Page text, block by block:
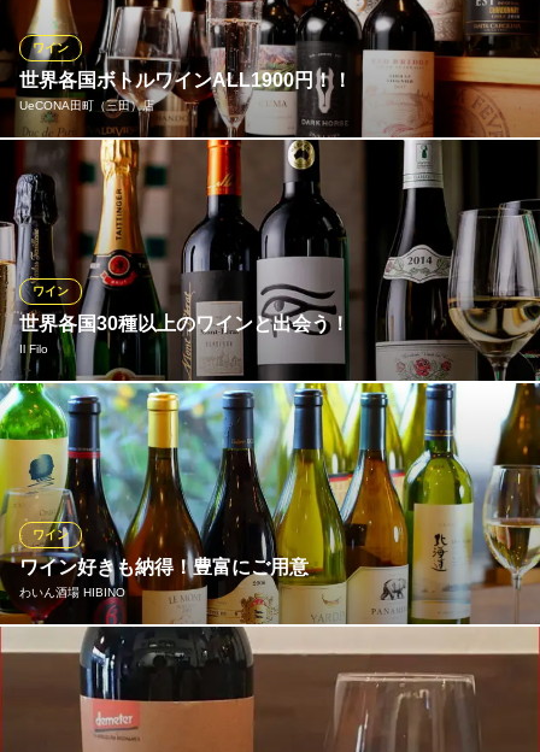
ランス、イタリアなどの定番ものから、ニューワールドのお値打
ちワインまで、気軽に飲めるボトルワイン、高価なものまでご用
意。
馬肉バル 跳ね馬
馬肉専門バル×ワイン
都営三田線三田駅A3番出口 徒歩3分
東京都港区芝5-22-5 原田ビル1F
世界各国ボトルワインALL1900円！！
UeCONA田町（三田）店
ワイン
こちらも地域最安値！世界各国のボトルワイン赤・白・泡合わせ
て約50種類がほぼALL1900円！ ちょっとお高いお祝い用のシャン
パンだって採算度外視！ 赤ワインならご自分でセラーからチョイ
スも出来ます♪ お気に入りの1本を見つけてみませんか？
UeCONA田町（三田）店
田町イタリアンバル
都営浅草線三田駅 徒歩5分
東京都港区芝5-14-5 芳賀ビル1F
世界各国30種以上のワインと出会う！
Il Filo
ワイン
フランスやイタリアなどの名産地から取り寄せた、世界各国のワ
インは30種以上を取り揃えております。いずれも厳選に厳選を重
ねた自慢のワイン。記念日などには特別なシャンパンなどをお楽
しみいただけ、お好みをお申し付けいただければ、ベストなワイ
ンをご提案させていただきますので、気軽にお声がけください。
Il Filo
洗練空間×極イタリアン
ＪＲ田町駅三田口（西口） 徒歩8分
東京都港区三田3-7-18 The Itoyama Tower1F
ワイン好きも納得！豊富にご用意
わいん酒場 HIBINO
ワイン
HIBINOの自慢の一つに豊富でクオリティーの高いワインを取り揃
えていることが挙げられます。ソムリエが2名在籍しており、提供
するメニューとの相性を考え仕入まで行っています！良いワイン
を安く提供するための努力を惜しまない姿勢は多くの常連のお客